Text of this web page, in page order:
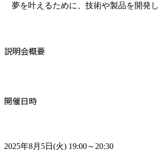
夢を叶えるために、技術や製品を開発
説明会概要
開催日時
2025年8月5日(火) 19:00～20:30